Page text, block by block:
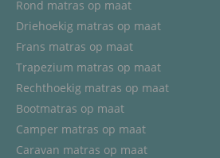
Rond matras op maat
Driehoekig matras op maat
Frans matras op maat
Trapezium matras op maat
Rechthoekig matras op maat
Bootmatras op maat
Camper matras op maat
Caravan matras op maat